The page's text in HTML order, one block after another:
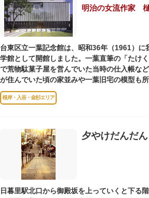
明治の女流作家
台東区立一葉記念館は、昭和36年（1961）に
学館として開館しました。一葉直筆の「たけ
で荒物駄菓子屋を営んでいた当時の仕入帳な
が住んでいた頃の家並みや一葉旧宅の模型も
根岸・入谷・金杉エリア
夕やけだんだん
日暮里駅北口から御殿坂を上っていくと下る